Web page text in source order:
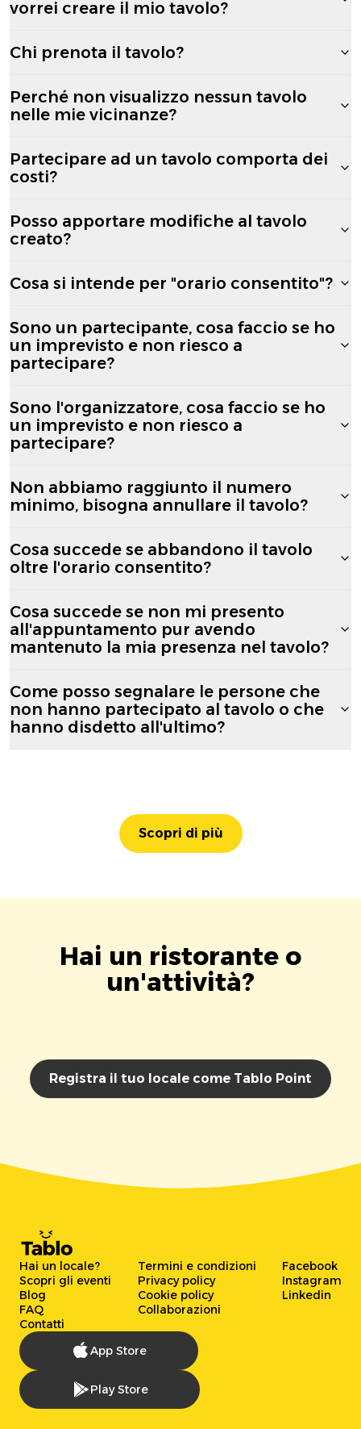
vorrei creare il mio tavolo?
Chi prenota il tavolo?
Perché non visualizzo nessun tavolo
nelle mie vicinanze?
Partecipare ad un tavolo comporta dei
costi?
Posso apportare modifiche al tavolo
creato?
Cosa si intende per "orario consentito"?
Sono un partecipante, cosa faccio se ho
un imprevisto e non riesco a
partecipare?
Sono l'organizzatore, cosa faccio se ho
un imprevisto e non riesco a
partecipare?
Non abbiamo raggiunto il numero
minimo, bisogna annullare il tavolo?
Cosa succede se abbandono il tavolo
oltre l'orario consentito?
Cosa succede se non mi presento
all'appuntamento pur avendo
mantenuto la mia presenza nel tavolo?
Come posso segnalare le persone che
non hanno partecipato al tavolo o che
hanno disdetto all'ultimo?
Scopri di più
Hai un ristorante o
un'attività?
Registra il tuo locale come Tablo Point
Hai un locale?
Scopri gli eventi
Blog
FAQ
Contatti
Termini e condizioni
Privacy policy
Cookie policy
Collaborazioni
Facebook
Instagram
Linkedin
App Store
Play Store